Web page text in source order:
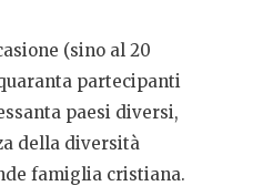
(sino al 20
partecipanti
paesi diversi,
della diversità
famiglia cristiana.